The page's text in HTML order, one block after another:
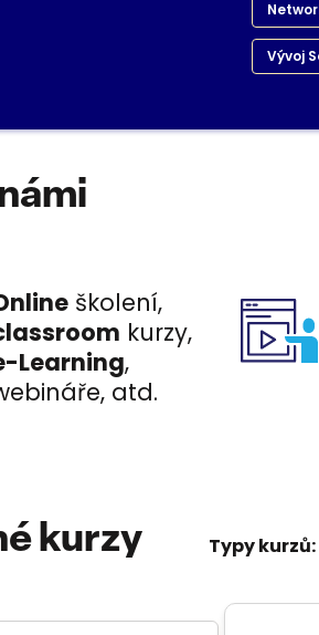
Vývoj
školení,
kurzy,
Learning,
atd.
kurzy Typy kurzů: